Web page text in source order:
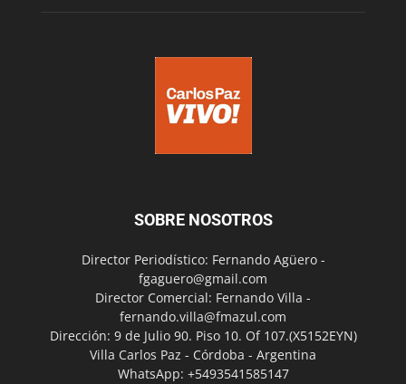
SOBRE NOSOTROS
Director Periodístico: Fernando Agüero -
fgaguero@gmail.com
Director Comercial: Fernando Villa -
fernando.villa@fmazul.com
Dirección: 9 de Julio 90. Piso 10. Of 107.(X5152EYN)
Villa Carlos Paz - Córdoba - Argentina
WhatsApp: +5493541585147